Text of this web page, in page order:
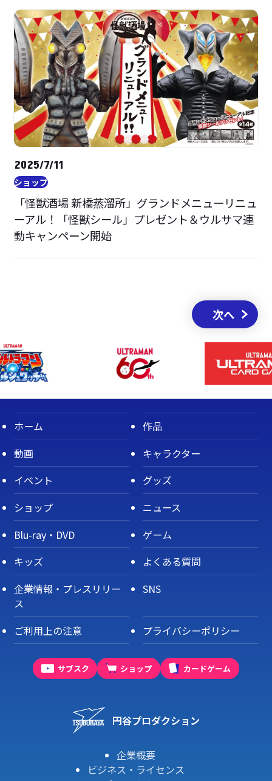
2025/7/11
ショップ
「怪獣酒場 新橋蒸溜所」グランドメニューリニュ
ーアル！「怪獣シール」プレゼント＆ウルサマ連
動キャンペーン開始
次へ
ホーム
作品
動画
キャラクター
イベント
グッズ
ショップ
ニュース
Blu-ray・DVD
ゲーム
キッズ
よくある質問
企業情報・プレスリリー
ス
SNS
ご利用上の注意 プライバシーポリシー
サブスク ショップ カードゲーム
円谷プロダクション
企業概要
ビジネス・ライセンス